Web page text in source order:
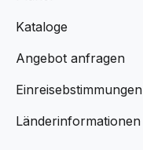
Kataloge
Angebot anfragen
Einreisebstimmungen
Länderinformationen